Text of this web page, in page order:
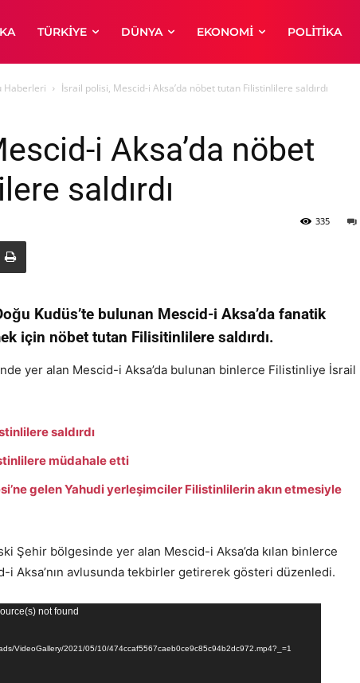
TÜRKIYE DÜNYA EKONOMI POLITIKA
Haberleri İsrail polisi, Mescid-i Aksa’da nöbet tutan Filistinlilere saldırdı
i Aksa’da nöbet
saldırdı
335
Kudüs’te bulunan Mescid-i Aksa’da fanatik
için nöbet tutan Filisitinlilere saldırdı.
yer alan Mescid-i Aksa’da bulunan binlerce Filistinliye İsrail
saldırdı
müdahale etti
gelen Yahudi yerleşimciler Filistinlilerin akın etmesiyle
Şehir bölgesinde yer alan Mescid-i Aksa’da kılan binlerce
i Aksa’nın avlusunda tekbirler getirerek gösteri düzenledi.
not found
VideoGallery/2021/05/10/474ccaf5567caeb0ce9c85c94b2dc972.mp4?_=1